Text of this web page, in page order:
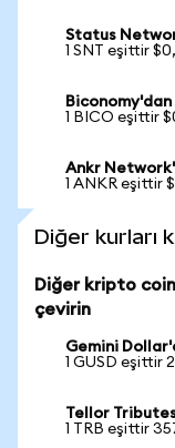
Status
1 SNT eşittir
1 BICO eşittir
Ankr
1 ANKR eşittir
Diğer kurları
Diğer kripto
çevirin
Gemini
1 GUSD eşittir
Tellor
1 TRB eşittir